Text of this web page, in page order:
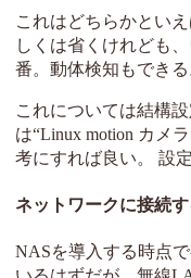
これはどちらかとい
しくは省くけれども
番。動体検知もできる
これについては結構
は“Linux motion カメ
考にすれば良い。 設
ネットワークに接続す
NASを導入する時点